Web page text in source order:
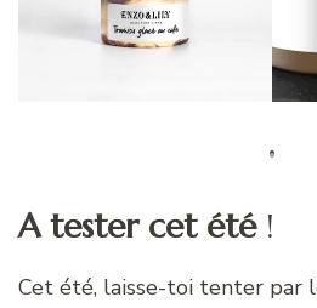
A tester cet été !
Cet été, laisse-toi tenter par